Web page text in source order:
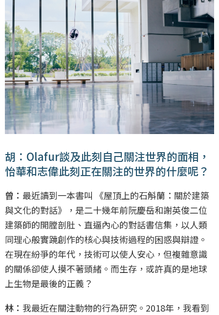
胡：Olafur談及此刻自己關注世界的面相，
怡華和志偉此刻正在關注的世界的什麼呢？
曾： 最近讀到一本書叫 《屋頂上的石斛蘭：關於建築
與文化的對話》，是二十幾年前阮慶岳和謝英俊二位
建築師的開膛剖肚、直逼內心的對話書信集，以人類
同理心般實蹺創作的核心與技術過程的困惑與辯證。
在現在紛爭的年代，技術可以使人安心，但複雜意識
的關係卻使人摸不著頭緒。而生存，或許真的是地球
上生物是最後的正義？
林： 我最近在關注動物的行為研究。2018年，我看到